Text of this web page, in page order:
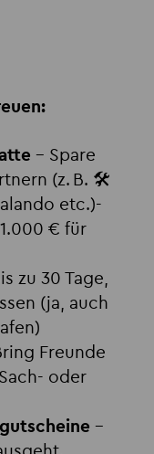
– Spare
(z. B. 🛠️
etc.)-
€ für
zu 30 Tage,
(ja, auch
Freunde
oder
–